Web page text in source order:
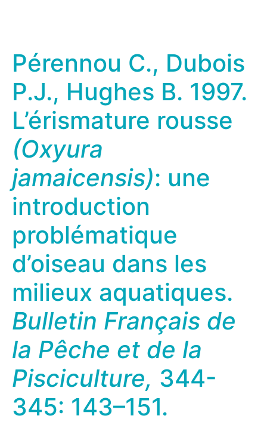
Pérennou C., Dubois
P.J., Hughes B. 1997.
L’érismature rousse
(Oxyura
jamaicensis): une
introduction
problématique
d’oiseau dans les
milieux aquatiques.
Bulletin Français de
la Pêche et de la
Pisciculture, 344-
345: 143–151.